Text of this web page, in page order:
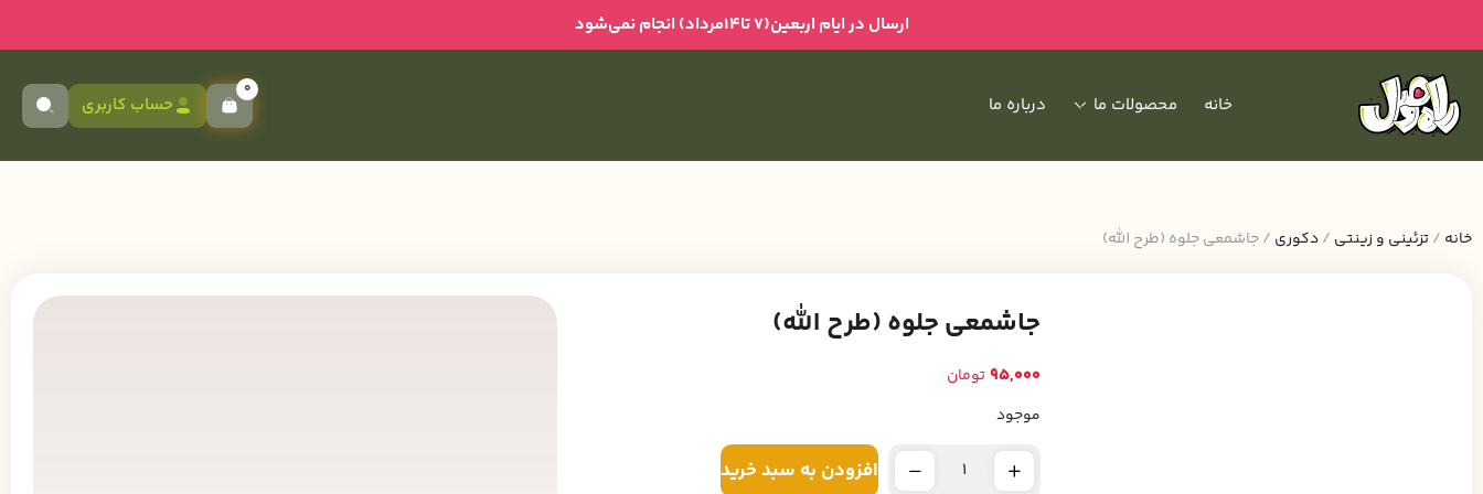
ارسال در ایام اربعین(۷ تا۱۴مرداد) انجام نمی‌شود
خانه محصولات ما درباره ما حساب کاربری
0
خانه /تزئینی و زینتی /دکوری / جاشمعی جلوه (طرح الله)
جاشمعی جلوه (طرح الله)
95,000تومان
موجود
افزودن به سبد خرید